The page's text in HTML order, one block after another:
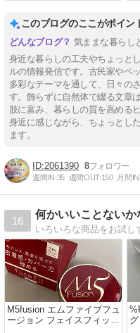
このブログのここがポイン
気ままな暮らし
身近な暮らしの工夫やちょっと
ルの情報発信です。古民家やペ
多彩なテーマを通して、日々の
す。飾らずに自然体で綴る文章
肢に富み、暮らしの質を高める
身近に感じながら、ちょっとし
ます。
2061390 8
週間IN:35 週間OUT:150 月間IN:
16
何かいいことないか
いろいろな商品をお試し
M5fusion エムファイブフュ
ージョン フェイスフィット